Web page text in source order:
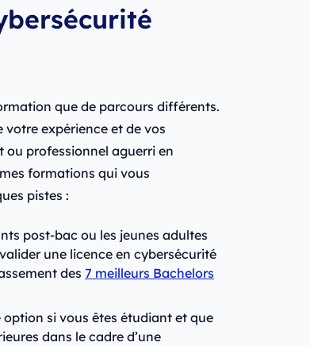
que de parcours différents.
expérience et de vos
ou professionnel aguerri en
formations qui vous
pistes :
post-bac ou les jeunes adultes
une licence en cybersécurité
des 7 meilleurs Bachelors
option si vous êtes étudiant et que
dans le cadre d’une